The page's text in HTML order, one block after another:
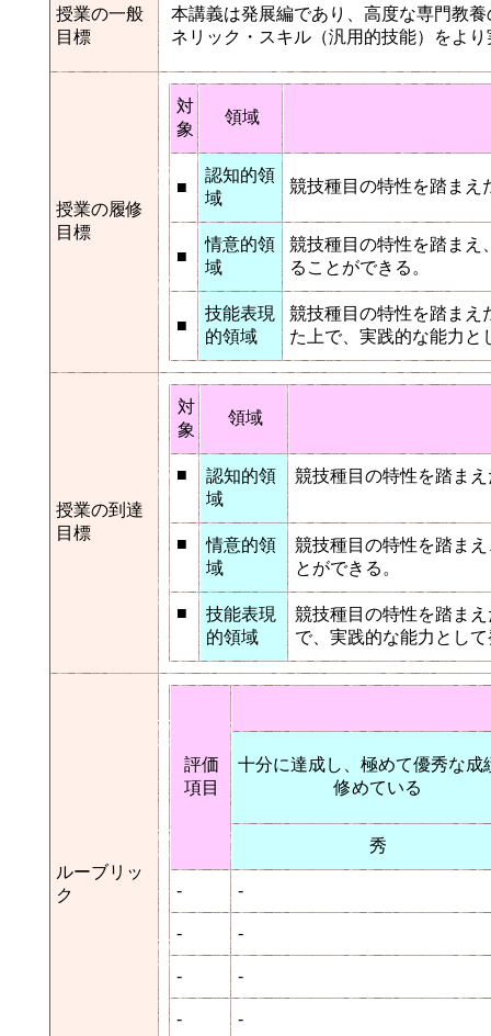
授業の一般
目標
本講義は発展編であり、高度な専門教
ネリック・スキル（汎用的技能）をよ
授業の履修
目標
対
象
領域
■
認知的領
域
競技種目の特性を踏まえ
■
情意的領
域
競技種目の特性を踏まえ
ることができる。
■
技能表現
的領域
競技種目の特性を踏まえ
た上で、実践的な能力と
授業の到達
目標
対
象
領域
■
認知的領
域
競技種目の特性を踏ま
■
情意的領
域
競技種目の特性を踏ま
とができる。
■
技能表現
的領域
競技種目の特性を踏ま
で、実践的な能力とし
ルーブリッ
ク
評価
項目
十分に達成し、極めて優秀な成
修めている
秀
- -
- -
- -
- -